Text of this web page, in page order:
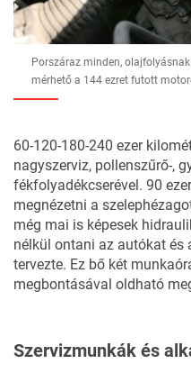
Porszáraz minden,
mérhető a 144 ezret futott
60-120-180-240 ezer
nagyszerviz, pollenszűrő-,
fékfolyadékcserével. 90
megnézetni a
még mai is képesek
nélkül ontani az autókat és
tervezte. Ez bő két
megbontásával oldható
Szervizmunkák és